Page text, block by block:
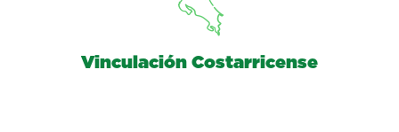
Vinculación Costarricense